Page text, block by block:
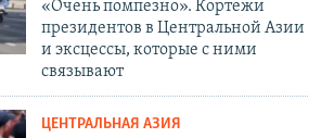
«Очень помпезно». Кортежи
президентов в Центральной Азии
и эксцессы, которые с ними
связывают
ЦЕНТРАЛЬНАЯ АЗИЯ